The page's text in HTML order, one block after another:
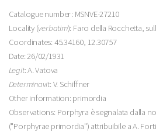
Catalogue number: MSNVE-27210
Locality (verbatim): Faro della Rocchetta,
Coordinates: 45.34160, 12.30757
Date: 26/02/1931
Legit: A. Vatova
Determinavit: V. Schiffner
Other information: primordia
Observations: Porphyra è segnalata dalla
("Porphyrae primordia") attribuibile a A.